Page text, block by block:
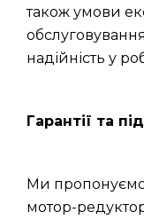
також умови
надійність у
Гарантії та
Ми
мотор-